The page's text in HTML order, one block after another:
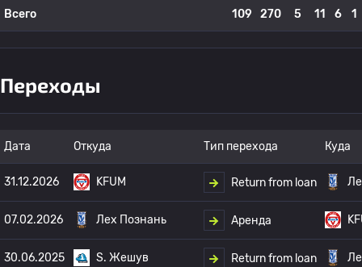
Всего 109 270 5 11 6 1
Переходы
Дата Откуда Тип перехода Куда
31.12.2026 KFUM Return from loan
07.02.2026 Лех Познань Аренда
30.06.2025 S. Жешув Return from loan